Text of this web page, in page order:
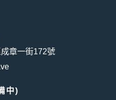
章一街172號
中)